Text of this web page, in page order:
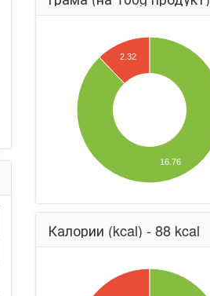
2.32
16.76
Калории (kcal) - 88 kcal